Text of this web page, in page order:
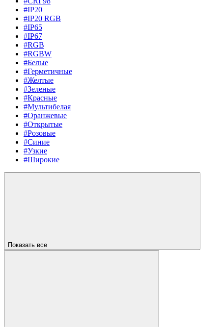
#IP20
#IP20 RGB
#IP65
#IP67
#RGB
#RGBW
#Белые
#Герметичные
#Желтые
#Зеленые
#Красные
#Мультибелая
#Оранжевые
#Открытые
#Розовые
#Синие
#Узкие
#Широкие
Показать все